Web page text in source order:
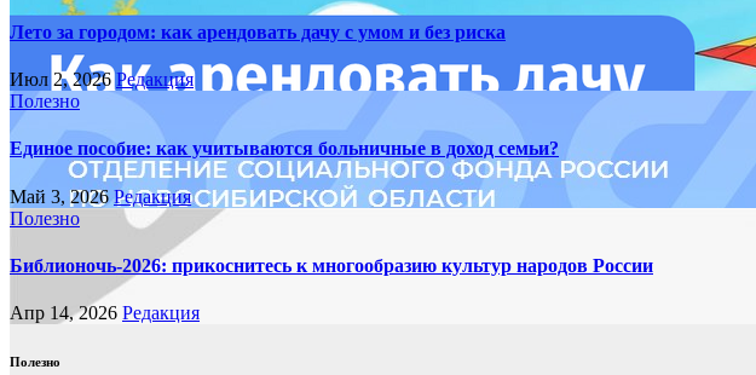
Лето за городом: как арендовать дачу с умом и без риска
Июл 2, 2026Редакция
Полезно
Единое пособие: как учитываются больничные в доход семьи?
Май 3, 2026Редакция
Полезно
Библионочь-2026: прикоснитесь к многообразию культур народов России
Апр 14, 2026 Редакция
Полезно